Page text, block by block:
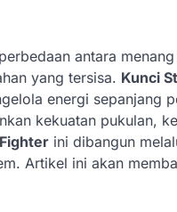
antara
yang tersisa. Kunci
energi sepanjang
kekuatan pukulan,
ini dibangun
Artikel ini akan